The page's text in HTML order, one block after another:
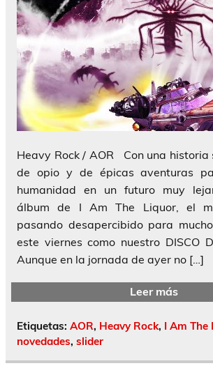
Heavy Rock / AOR Con una historia
de opio y de épicas aventuras
humanidad en un futuro muy
álbum de I Am The Liquor, el
pasando desapercibido para
este viernes como nuestro DISCO
Aunque en la jornada de ayer no […]
Leer más
Etiquetas: AOR, Heavy Rock, I Am The
novedades, slider